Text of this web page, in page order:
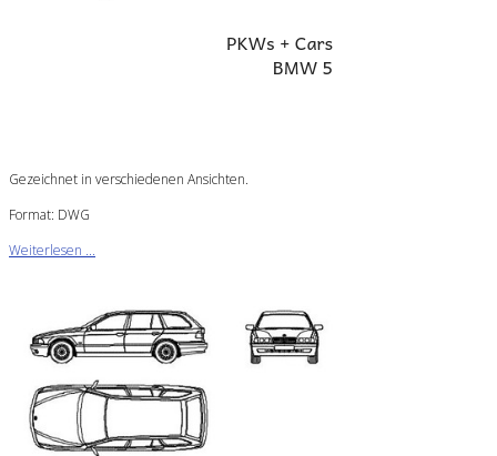
Gezeichnet in verschiedenen Ansichten.
Format: DWG
Weiterlesen ...